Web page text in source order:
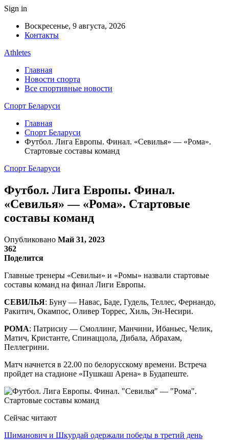
Sign in
Воскресенье, 9 августа, 2026
Контакты
Athletes
Главная
Новости спорта
Все спортивные новости
Спорт Беларуси
Главная
Спорт Беларуси
Футбол. Лига Европы. Финал. «Севилья» — «Рома».
Стартовые составы команд
Спорт Беларуси
Футбол. Лига Европы. Финал.
«Севилья» — «Рома». Стартовые
составы команд
Опубликовано Май 31, 2023
362
Поделится
Главные тренеры «Севильи» и «Ромы» назвали стартовые
составы команд на финал Лиги Европы.
СЕВИЛЬЯ: Буну — Навас, Баде, Гудель, Теллес, Фернандо,
Ракитич, Окампос, Оливер Торрес, Хиль, Эн-Несири.
РОМА: Патрисиу — Смоллинг, Манчини, Ибаньес, Челик,
Матич, Кристанте, Спинаццола, Дибала, Абрахам,
Пеллегрини.
Матч начнется в 22.00 по белорусскому времени. Встреча
пройдет на стадионе «Пушкаш Арена» в Будапеште.
Сейчас читают
Шиманович и Шкурдай одержали победы в третий день